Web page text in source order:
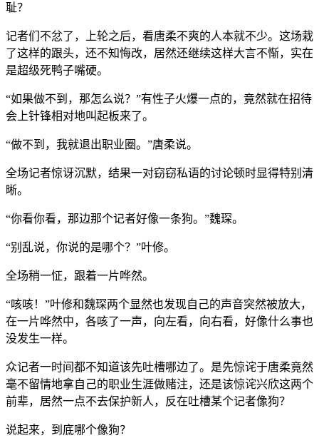
耻？
记者们不忿了，上轮之后，看唐柔不爽的人本就不少。这场栽
了这样的跟头，还不知悔改，居然还继续这样大言不惭，实在
是超级死鸭子嘴硬。
“如果做不到，那怎么说？”有性子火爆一点的，竟然就在招待
会上针锋相对地叫起板来了。
“做不到，我就退出职业圈。”唐柔说。
全场记者惊讶沉默，结果一对窃窃私语的讨论顿时显得特别清
晰。
“你看你看，那边那个记者好像一条狗。”魏琛。
“别乱说，你说的是哪个？”叶修。
全场稍一怔，跟着一片哗然。
“咳咳！”叶修和魏琛两个显然也发现自己的声音突然被放大，
在一片哗然中，各咳了一声，向左看，向右看，好像什么事也
没发生一样。
众记者一时间都不知道该先吐槽哪边了。是先惊诧于唐柔竟然
毫不留情地拿自己的职业生涯做赌注，还是该惊诧兴欣这两个
前辈，居然一点不去保护新人，反在吐槽某个记者像狗？
说起来，到底哪个像狗？